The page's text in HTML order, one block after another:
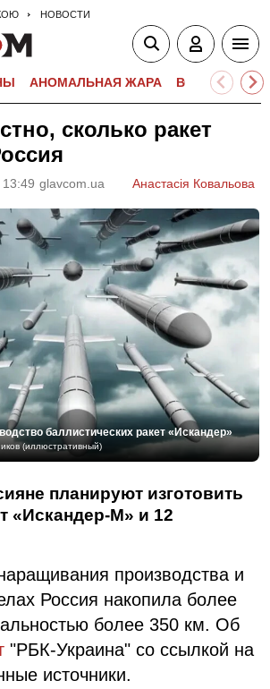
НОВОСТИ
АНОМАЛЬНАЯ ЖАРА
сколько ракет
glavcom.ua Анастасія Ковальова
баллистических ракет «Искандер»
(иллюстративный)
планируют изготовить
«Искандер-М» и 12
производства и
Россия накопила более
более 350 км. Об
"РБК-Украина" со ссылкой на
источники.